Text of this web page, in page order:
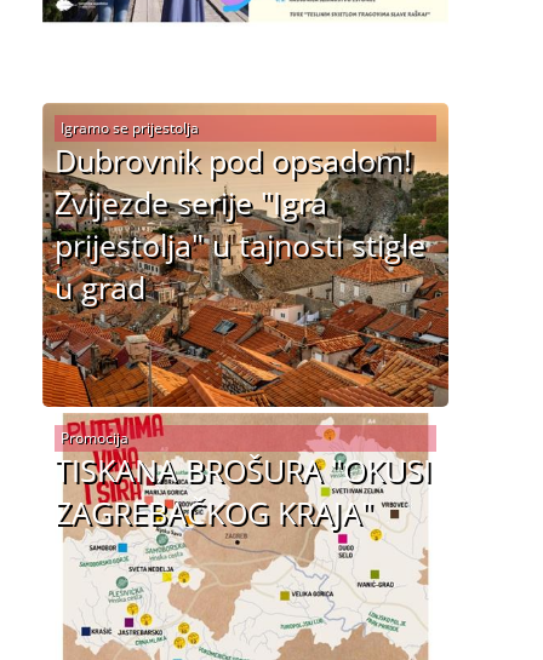
Dubrovnik pod opsadom!
Zvijezde serije "Igra
prijestolja" u tajnosti stigle
u grad
Igramo se prijestolja
TISKANA BROŠURA "OKUSI
ZAGREBAČKOG KRAJA"
Promocija